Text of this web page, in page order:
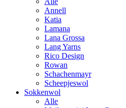
Annell
Katia
Lamana
Lana Grossa
Lang Yarns
Rico Design
Rowan
Schachenmayr
Scheepjeswol
Sokkenwol
Alle